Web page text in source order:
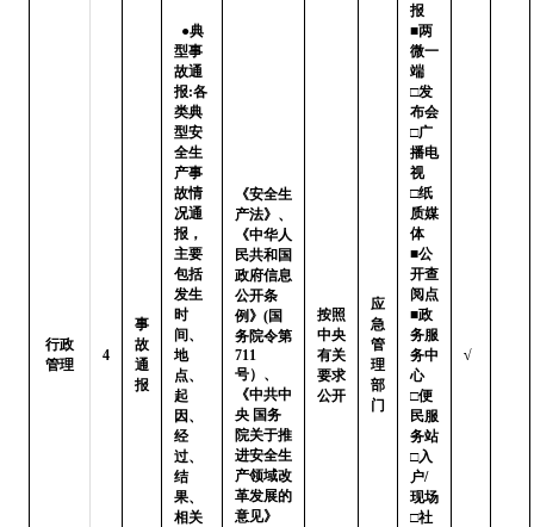
行政
管理
4
事
故
通
报
●典
型事
故通
报:各
类典
型安
全生
产事
故情
况通
报，
主要
包括
发生
时
间、
地
点、
起
因、
经
过、
结
果、
相关
《安全生
产法》、
《中华人
民共和国
政府信息
公开条
例》(国
务院令第
711
号）、
《中共中
央 国务
院关于推
进安全生
产领域改
革发展的
意见》
按照
中央
有关
要求
公开
应
急
管
理
部
门
报
■两
微一
端
□发
布会
□广
播电
视
□纸
质媒
体
■公
开查
阅点
■政
务服
务中
心
□便
民服
务站
□入
户/
现场
□社
√